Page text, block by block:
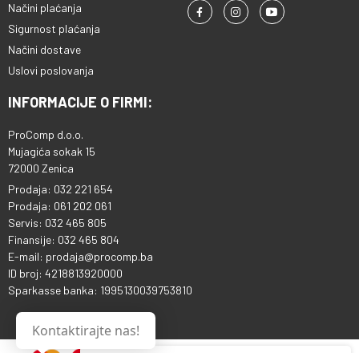
Načini plaćanja
Sigurnost plaćanja
Načini dostave
Uslovi poslovanja
INFORMACIJE O FIRMI:
ProComp d.o.o.
Mujagića sokak 15
72000 Zenica
Prodaja: 032 221 654
Prodaja: 061 202 061
Servis: 032 465 805
Finansije: 032 465 804
E-mail: prodaja@procomp.ba
ID broj: 4218813920000
Sparkasse banka: 1995130039753810
Kontaktirajte nas!